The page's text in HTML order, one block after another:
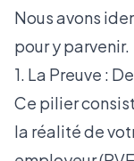
Nous avons
pour y parvenir.
1. La Preuve :
Ce pilier
la réalité de